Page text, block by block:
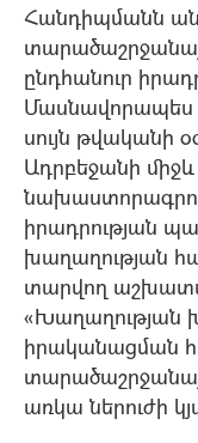
Հանդիպմանն
ընդհանուր
Մասնավորապես
սույն թվականի
Ադրբեջանի
իրադրության
խաղաղության
տարվող
«Խաղաղության
իրականացման
առկա ներուժի